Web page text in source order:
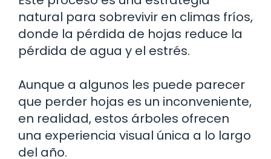
natural para sobrevivir en climas fríos,
donde la pérdida de hojas reduce la
pérdida de agua y el estrés.
Aunque a algunos les puede parecer
que perder hojas es un inconveniente,
en realidad, estos árboles ofrecen
una experiencia visual única a lo largo
del año.